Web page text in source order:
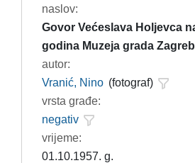
naslov:
Govor Većeslava Holjevca
godina Muzeja grada
autor:
Vranić, Nino (fotograf)
vrsta građe:
negativ
vrijeme:
01.10.1957. g.